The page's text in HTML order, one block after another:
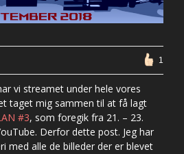
1
vi streamet under hele vores
taget mig sammen til at få lagt
#3, som foregik fra 21. – 23.
Derfor dette post. Jeg har
med alle de billeder der er blevet